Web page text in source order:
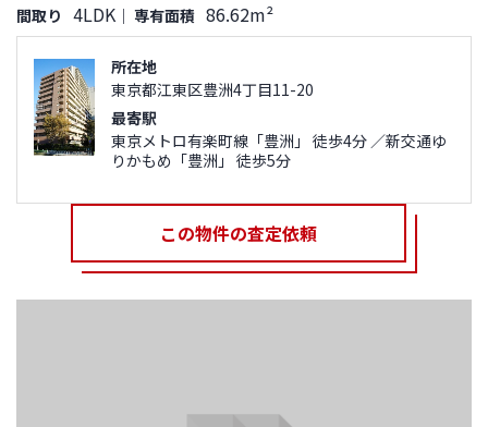
間取り 4LDK ｜ 専有面積 86.62m²
所在地
東京都江東区豊洲4丁目11-20
最寄駅
東京メトロ有楽町線「豊洲」 徒歩4分 ／新交通ゆ
りかもめ「豊洲」 徒歩5分
この物件の査定依頼